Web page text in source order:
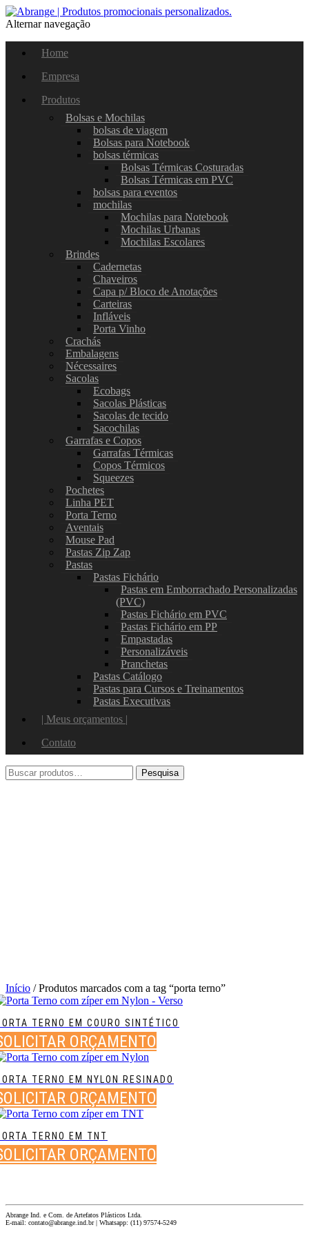
Alternar navegação
Home
Empresa
Produtos
Bolsas e Mochilas
bolsas de viagem
Bolsas para Notebook
bolsas térmicas
Bolsas Térmicas Costuradas
Bolsas Térmicas em PVC
bolsas para eventos
mochilas
Mochilas para Notebook
Mochilas Urbanas
Mochilas Escolares
Brindes
Cadernetas
Chaveiros
Capa p/ Bloco de Anotações
Carteiras
Infláveis
Porta Vinho
Crachás
Embalagens
Nécessaires
Sacolas
Ecobags
Sacolas Plásticas
Sacolas de tecido
Sacochilas
Garrafas e Copos
Garrafas Térmicas
Copos Térmicos
Squeezes
Pochetes
Linha PET
Porta Terno
Aventais
Mouse Pad
Pastas Zip Zap
Pastas
Pastas Fichário
Pastas em Emborrachado Personalizadas
(PVC)
Pastas Fichário em PVC
Pastas Fichário em PP
Empastadas
Personalizáveis
Pranchetas
Pastas Catálogo
Pastas para Cursos e Treinamentos
Pastas Executivas
| Meus orçamentos |
Contato
Início / Produtos marcados com a tag “porta terno”
TERNO EM COURO SINTÉTICO
ORÇAMENTO
TERNO EM NYLON RESINADO
ORÇAMENTO
TERNO EM TNT
ORÇAMENTO
Abrange Ind. e Com. de Artefatos Plásticos Ltda.
E-mail: contato@abrange.ind.br | Whatsapp: (11) 97574-5249